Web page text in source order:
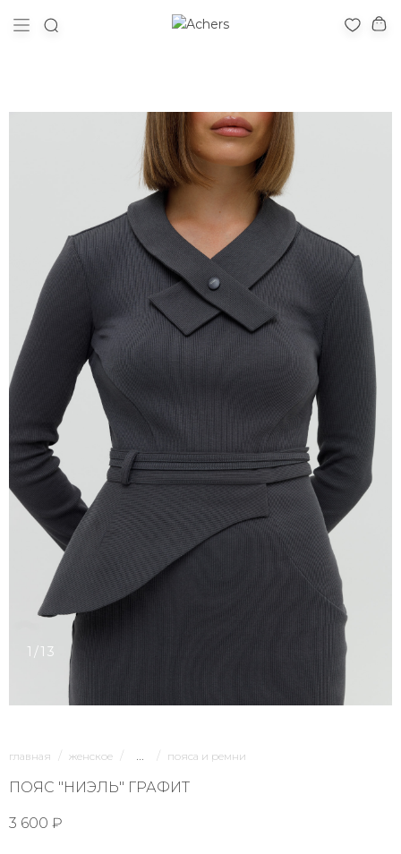
1/13
главная женское пояса и ремни
ПОЯС "НИЭЛЬ" ГРАФИТ
3 600 ₽